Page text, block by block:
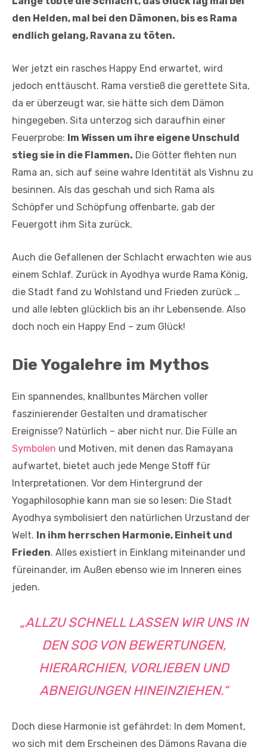
den Helden, mal bei den Dämonen, bis es Rama
endlich gelang, Ravana zu töten.
Wer jetzt ein rasches Happy End erwartet, wird
jedoch enttäuscht. Rama verstieß die gerettete Sita,
da er überzeugt war, sie hätte sich dem Dämon
hingegeben. Sita unterzog sich daraufhin einer
Feuerprobe: Im Wissen um ihre eigene Unschuld
stieg sie in die Flammen. Die Götter flehten nun
Rama an, sich auf seine wahre Identität als Vishnu zu
besinnen. Als das geschah und sich Rama als
Schöpfer und Schöpfung offenbarte, gab der
Feuergott ihm Sita zurück.
Auch die Gefallenen der Schlacht erwachten wie aus
einem Schlaf. Zurück in Ayodhya wurde Rama König,
die Stadt fand zu Wohlstand und Frieden zurück …
und alle lebten glücklich bis an ihr Lebensende. Also
doch noch ein Happy End – zum Glück!
Die Yogalehre im Mythos
Ein spannendes, knallbuntes Märchen voller
faszinierender Gestalten und dramatischer
Ereignisse? Natürlich – aber nicht nur. Die Fülle an
Symbolen und Motiven, mit denen das Ramayana
aufwartet, bietet auch jede Menge Stoff für
Interpretationen. Vor dem Hintergrund der
Yogaphilosophie kann man sie so lesen: Die Stadt
Ayodhya symbolisiert den natürlichen Urzustand der
Welt. In ihm herrschen Harmonie, Einheit und
Frieden. Alles existiert in Einklang miteinander und
füreinander, im Außen ebenso wie im Inneren eines
jeden.
„ALLZU SCHNELL LASSEN WIR UNS IN
DEN SOG VON BEWERTUNGEN,
HIERARCHIEN, VORLIEBEN UND
ABNEIGUNGEN HINEINZIEHEN.“
Doch diese Harmonie ist gefährdet: In dem Moment,
wo sich mit dem Erscheinen des Dämons Ravana die